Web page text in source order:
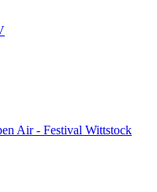
Air - Festival Wittstock